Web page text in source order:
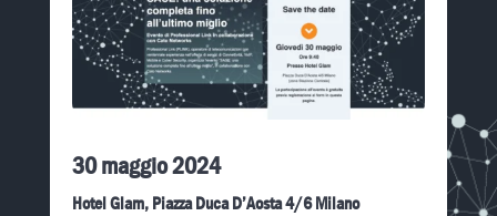
30 maggio 2024
Hotel Glam, Piazza Duca D’Aosta 4/6 Milano